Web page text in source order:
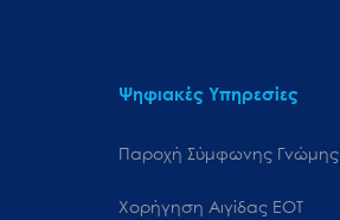
Ψηφιακές Υπηρεσίες
Παροχή Σύμφωνης Γνώμης
Χορήγηση Αιγίδας ΕΟΤ